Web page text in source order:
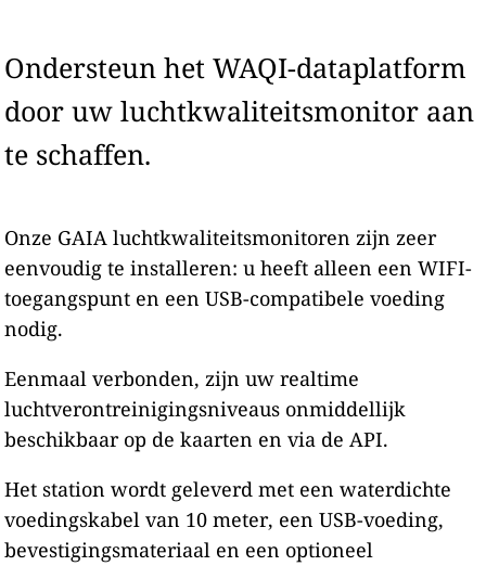
Ondersteun het WAQI-dataplatform
door uw luchtkwaliteitsmonitor aan
te schaffen.
Onze GAIA luchtkwaliteitsmonitoren zijn zeer
eenvoudig te installeren: u heeft alleen een WIFI-
toegangspunt en een USB-compatibele voeding
nodig.
Eenmaal verbonden, zijn uw realtime
luchtverontreinigingsniveaus onmiddellijk
beschikbaar op de kaarten en via de API.
Het station wordt geleverd met een waterdichte
voedingskabel van 10 meter, een USB-voeding,
bevestigingsmateriaal en een optioneel